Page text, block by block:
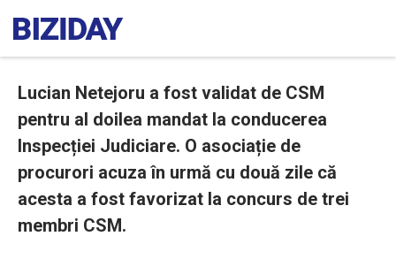
Lucian Netejoru a fost validat de CSM
pentru al doilea mandat la conducerea
Inspecției Judiciare. O asociație de
procurori acuza în urmă cu două zile că
acesta a fost favorizat la concurs de trei
membri CSM.